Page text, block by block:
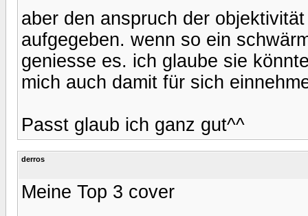
aber den anspruch der
aufgegeben. wenn so ein
geniesse es. ich glaube sie
mich auch damit für sich
Passt glaub ich ganz gut^^
derros
Meine Top 3 cover